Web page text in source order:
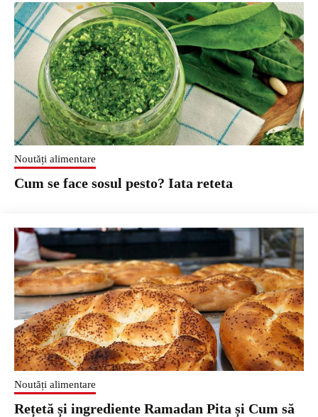
Noutăți alimentare
Cum se face sosul pesto? Iata reteta
Noutăți alimentare
Rețetă și ingrediente Ramadan Pita și Cum să